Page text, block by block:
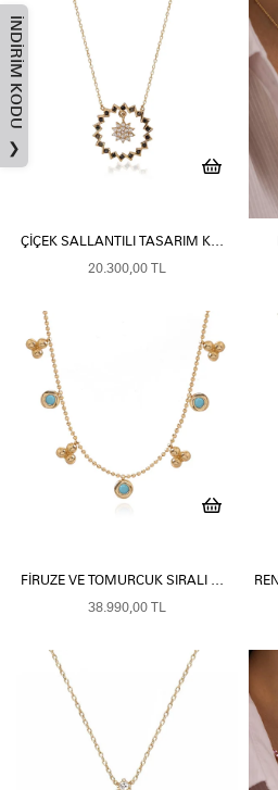
ÇIÇEK SALLANTILI TASARIM KOLYE
20.300,00 TL
FIRUZE VE TOMURCUK SIRALI KOLYE
38.990,00 TL
İNDIRIM KODU
❯